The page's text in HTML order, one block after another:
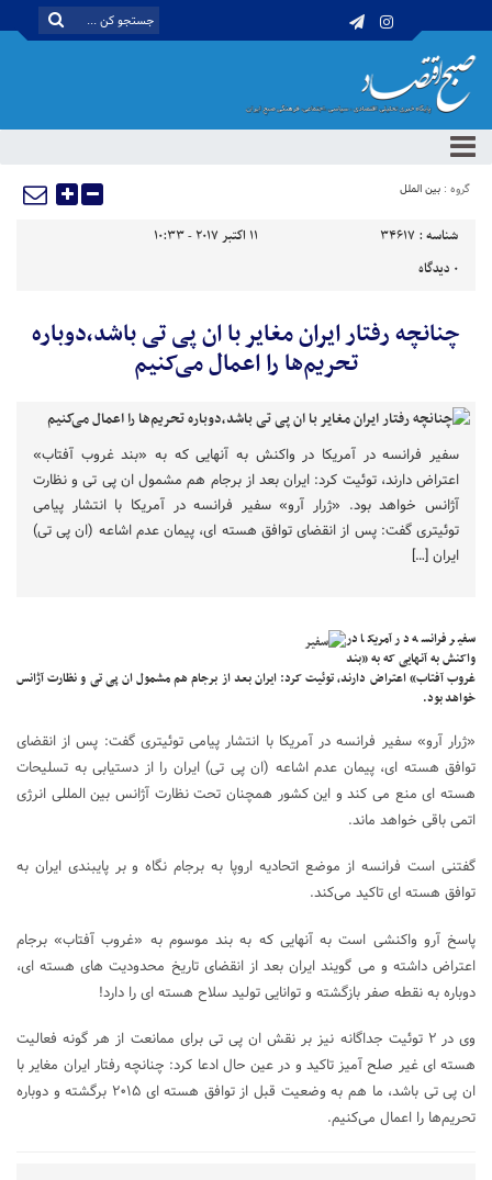
گروه : بین الملل
شناسه : 34617
11 اکتبر 2017 - 10:33
0 دیدگاه
چنانچه رفتار ایران مغایر با ان پی تی باشد،دوباره
تحریم‌ها را اعمال می‌کنیم
سفیر فرانسه در آمریکا در واکنش به آنهایی که به «بند غروب آفتاب»
اعتراض دارند، توئیت کرد: ایران بعد از برجام هم مشمول ان پی تی و نظارت
آژانس خواهد بود. «ژرار آرو» سفیر فرانسه در آمریکا با انتشار پیامی
توئیتری گفت: پس از انقضای توافق هسته ای، پیمان عدم اشاعه (ان پی تی)
ایران […]
سفیر فرانسه در آمریکا در
واکنش به آنهایی که به «بند
غروب آفتاب» اعتراض دارند، توئیت کرد: ایران بعد از برجام هم مشمول ان پی تی و نظارت آژانس
خواهد بود.
«ژرار آرو» سفیر فرانسه در آمریکا با انتشار پیامی توئیتری گفت: پس از انقضای
توافق هسته ای، پیمان عدم اشاعه (ان پی تی) ایران را از دستیابی به تسلیحات
هسته ای منع می کند و این کشور همچنان تحت نظارت آژانس بین المللی انرژی
اتمی باقی خواهد ماند.
گفتنی است فرانسه از موضع اتحادیه اروپا به برجام نگاه و بر پایبندی ایران به
توافق هسته ای تاکید میکند.
پاسخ آرو واکنشی است به آنهایی که به بند موسوم به «غروب آفتاب» برجام
اعتراض داشته و می گویند ایران بعد از انقضای تاریخ محدودیت های هسته ای،
دوباره به نقطه صفر بازگشته و توانایی تولید سلاح هسته ای را دارد!
وی در ۲ توئیت جداگانه نیز بر نقش ان پی تی برای ممانعت از هر گونه فعالیت
هسته ای غیر صلح آمیز تاکید و در عین حال ادعا کرد: چنانچه رفتار ایران مغایر با
ان پی تی باشد، ما هم به وضعیت قبل از توافق هسته ای ۲۰۱۵ برگشته و دوباره
تحریم‌ها را اعمال می‌کنیم.